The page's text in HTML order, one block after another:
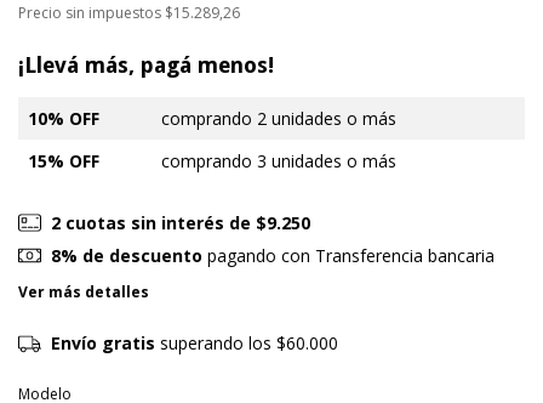
Precio sin impuestos $15.289,26
¡Llevá más, pagá menos!
10% OFF
comprando 2 unidades o más
15% OFF
comprando 3 unidades o más
2 cuotas sin interés de $9.250
8% de descuento pagando con Transferencia bancaria
Ver más detalles
Envío gratis superando los $60.000
Modelo